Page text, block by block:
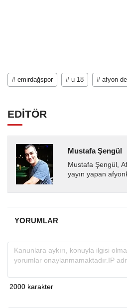
# emirdağspor # u 18 # afyon
EDİTÖR
Mustafa Şengül
Mustafa Şengül,
yayın yapan
almakta, haber
YORUMLAR